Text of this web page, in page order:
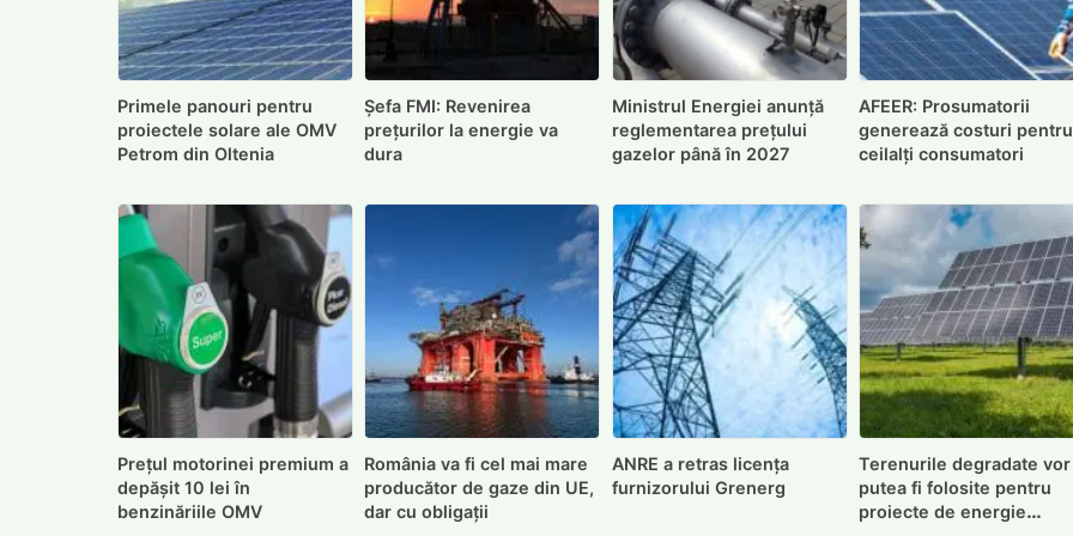
Primele panouri pentru
proiectele solare ale OMV
Petrom din Oltenia
Șefa FMI: Revenirea
prețurilor la energie va
dura
Ministrul Energiei anunță
reglementarea prețului
gazelor până în 2027
AFEER: Prosumatorii
generează costuri pentru
ceilalți consumatori
Prețul motorinei premium a
depășit 10 lei în
benzinăriile OMV
România va fi cel mai mare
producător de gaze din UE,
dar cu obligații
ANRE a retras licența
furnizorului Grenerg
Terenurile degradate vor
putea fi folosite pentru
proiecte de energie